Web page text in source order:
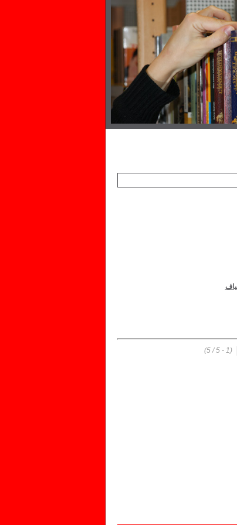
(1 - 5 / 5)